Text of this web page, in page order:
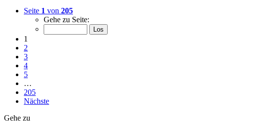
Seite 1 von 205
Gehe zu Seite:
1
2
3
4
5
…
205
Nächste
Gehe zu